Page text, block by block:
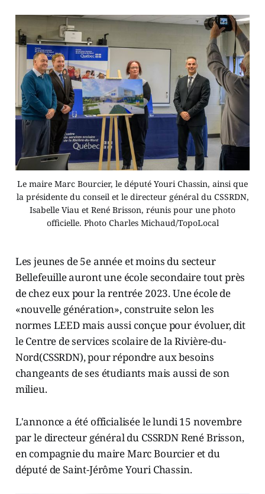
Le maire Marc Bourcier, le député Youri Chassin, ainsi que
la présidente du conseil et le directeur général du CSSRDN,
Isabelle Viau et René Brisson, réunis pour une photo
officielle. Photo Charles Michaud/TopoLocal
Les jeunes de 5e année et moins du secteur
Bellefeuille auront une école secondaire tout près
de chez eux pour la rentrée 2023. Une école de
«nouvelle génération», construite selon les
normes LEED mais aussi conçue pour évoluer, dit
le Centre de services scolaire de la Rivière-du-
Nord(CSSRDN), pour répondre aux besoins
changeants de ses étudiants mais aussi de son
milieu.
L'annonce a été officialisée le lundi 15 novembre
par le directeur général du CSSRDN René Brisson,
en compagnie du maire Marc Bourcier et du
député de Saint-Jérôme Youri Chassin.